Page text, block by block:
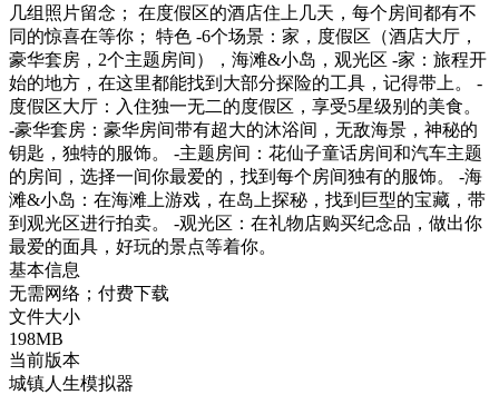
几组照片留念； 在度假区的酒店住上几天，每个房间都有不
同的惊喜在等你； 特色 -6个场景：家，度假区（酒店大厅，
豪华套房，2个主题房间），海滩&小岛，观光区 -家：旅程开
始的地方，在这里都能找到大部分探险的工具，记得带上。 -
度假区大厅：入住独一无二的度假区，享受5星级别的美食。
-豪华套房：豪华房间带有超大的沐浴间，无敌海景，神秘的
钥匙，独特的服饰。 -主题房间：花仙子童话房间和汽车主题
的房间，选择一间你最爱的，找到每个房间独有的服饰。 -海
滩&小岛：在海滩上游戏，在岛上探秘，找到巨型的宝藏，带
到观光区进行拍卖。 -观光区：在礼物店购买纪念品，做出你
最爱的面具，好玩的景点等着你。
基本信息
无需网络；付费下载
文件大小
198MB
当前版本
城镇人生模拟器